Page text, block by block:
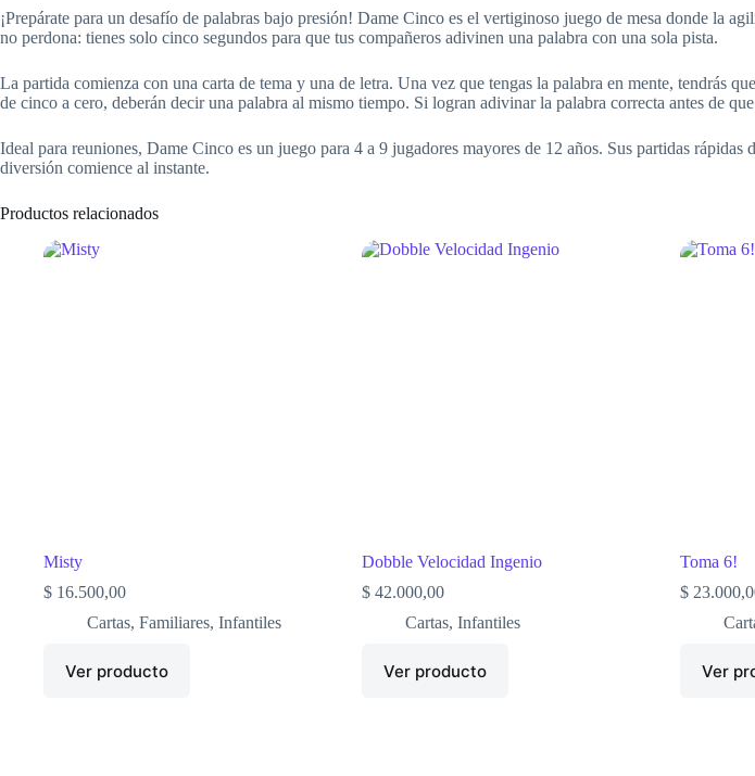
¡Prepárate para un desafío de palabras bajo presión! Dame Cinco es el vertiginoso juego de mesa donde la
no perdona: tienes solo cinco segundos para que tus compañeros adivinen una palabra con una sola pista.
La partida comienza con una carta de tema y una de letra. Una vez que tengas la palabra en mente, tendrás
de cinco a cero, deberán decir una palabra al mismo tiempo. Si logran adivinar la palabra correcta antes de
Ideal para reuniones, Dame Cinco es un juego para 4 a 9 jugadores mayores de 12 años. Sus partidas
diversión comience al instante.
Productos relacionados
Misty
$ 16.500,00
Cartas, Familiares, Infantiles
Ver producto
Dobble Velocidad Ingenio
$ 42.000,00
Cartas,Infantiles
Ver producto
Toma 6!
$
Ver